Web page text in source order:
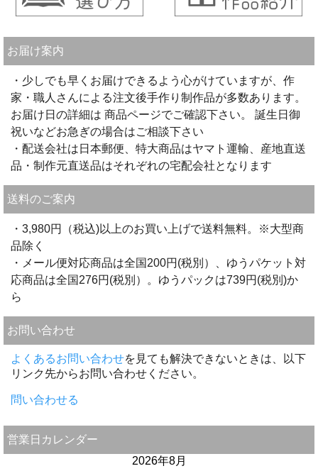
お届け案内
・少しでも早くお届けできるよう心がけていますが、作
家・職人さんによる注文後手作り制作品が多数あります。
お届け日の詳細は 商品ページでご確認下さい。 誕生日御
祝いなどお急ぎの場合はご相談下さい
・配送会社は日本郵便、特大商品はヤマト運輸、産地直送
品・制作元直送品はそれぞれの宅配会社となります
送料のご案内
・3,980円（税込)以上のお買い上げで送料無料。※大型商
品除く
・メール便対応商品は全国200円(税別）、ゆうパケット対
応商品は全国276円(税別）。ゆうパックは739円(税別)か
ら
お問い合わせ
よくあるお問い合わせを見ても解決できないときは、以下
リンク先からお問い合わせください。
問い合わせる
営業日カレンダー
2026年8月